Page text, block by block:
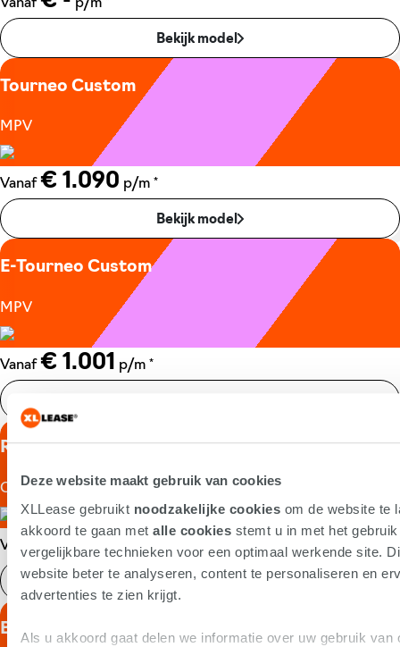
Deze website maakt gebruik van cookies
XLLease gebruikt noodzakelijke cookies om de website te
akkoord te gaan met alle cookies stemt u in met het
vergelijkbare technieken voor een optimaal werkende site.
website beter te analyseren, content te personaliseren en
advertenties te zien krijgt.
Als u akkoord gaat delen we informatie over uw gebruik
Vanaf p/m
Bekijk model
Tourneo Custom
MPV
Vanaf € 1.090 p/m *
Bekijk model
E-Tourneo Custom
MPV
Vanaf € 1.001 p/m *
Ranger
Chassis, Pickup
Vanaf € -p/m
Bekijk model
Bronco